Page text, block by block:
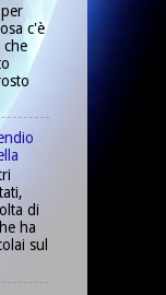
c'è
di
ha
sul